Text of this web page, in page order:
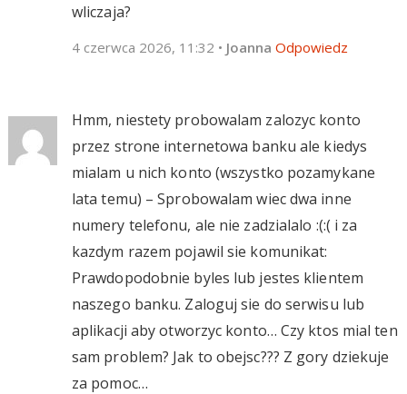
wliczaja?
4 czerwca 2026, 11:32 • Joanna Odpowiedz
Hmm, niestety probowalam zalozyc konto
przez strone internetowa banku ale kiedys
mialam u nich konto (wszystko pozamykane
lata temu) – Sprobowalam wiec dwa inne
numery telefonu, ale nie zadzialalo :(:( i za
kazdym razem pojawil sie komunikat:
Prawdopodobnie byles lub jestes klientem
naszego banku. Zaloguj sie do serwisu lub
aplikacji aby otworzyc konto… Czy ktos mial ten
sam problem? Jak to obejsc??? Z gory dziekuje
za pomoc…